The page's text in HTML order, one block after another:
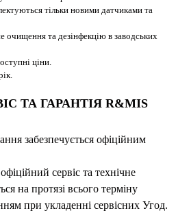
тільки новими датчиками та
очищення та дезінфекцію в заводських
ціни.
ТА ГАРАНТІЯ R&MIS
забезпечується офіційним
сервіс та технічне
на протязі всього терміну
при укладенні сервісних Угод.